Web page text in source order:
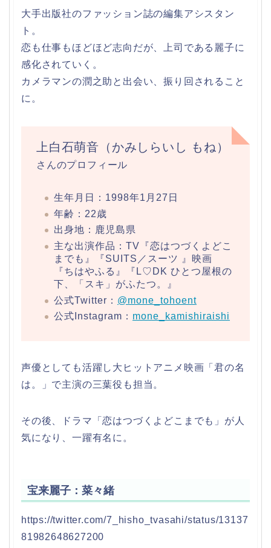
大手出版社のファッション誌の編集アシスタン
ト。
恋も仕事もほどほど志向だが、上司である麗子に
感化されていく。
カメラマンの潤之助と出会い、振り回されること
に。
上白石萌音（かみしらいし もね）
さんのプロフィール
生年月日：1998年1月27日
年齢：22歳
出身地：鹿児島県
主な出演作品：TV『恋はつづくよどこ
までも』『SUITS／スーツ 』映画
『ちはやふる』『L♡DK ひとつ屋根の
下、「スキ」がふたつ。』
公式Twitter： @mone_tohoent
公式Instagram： mone_kamishiraishi
声優としても活躍し大ヒットアニメ映画「君の名
は。」で主演の三葉役も担当。
その後、ドラマ「恋はつづくよどこまでも」が人
気になり、一躍有名に。
宝来麗子：菜々緒
https://twitter.com/7_hisho_tvasahi/status/13137
81982648627200